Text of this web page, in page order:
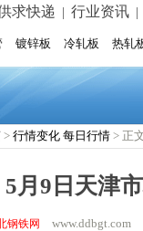
求快递 行业资讯
镀锌板 冷轧板 热轧
> 行情变化 每日行情 > 正
5月9日天津
钢铁网